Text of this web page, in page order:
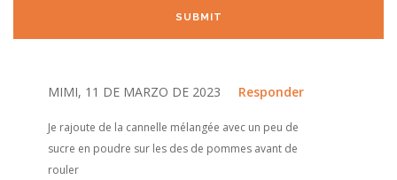
MIMI, 11 DE MARZO DE 2023 Responder
Je rajoute de la cannelle mélangée avec un peu de
sucre en poudre sur les des de pommes avant de
rouler